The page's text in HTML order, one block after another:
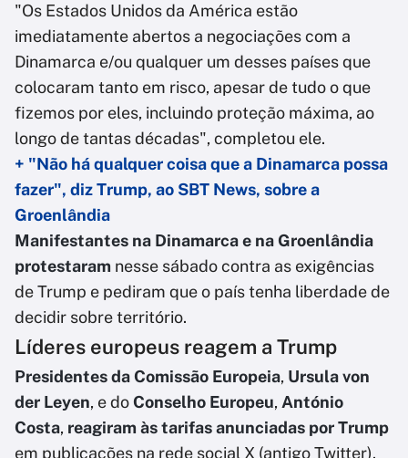
"Os Estados Unidos da América estão
imediatamente abertos a negociações com a
Dinamarca e/ou qualquer um desses países que
colocaram tanto em risco, apesar de tudo o que
fizemos por eles, incluindo proteção máxima, ao
longo de tantas décadas", completou ele.
+ "Não há qualquer coisa que a Dinamarca possa
fazer", diz Trump, ao SBT News, sobre a
Groenlândia
Manifestantes na Dinamarca e na Groenlândia
protestaram nesse sábado contra as exigências
de Trump e pediram que o país tenha liberdade de
decidir sobre território.
Líderes europeus reagem a Trump
Presidentes da Comissão Europeia, Ursula von
der Leyen, e doConselho Europeu, António
Costa, reagiram às tarifas anunciadas por Trump
em publicações na rede social X (antigo Twitter).